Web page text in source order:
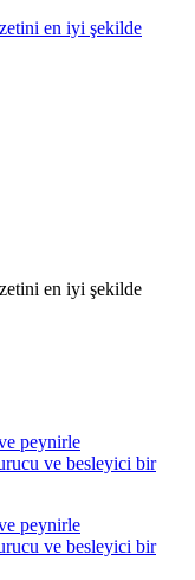
en iyi şekilde
en iyi şekilde
peynirle
ve besleyici bir
peynirle
ve besleyici bir